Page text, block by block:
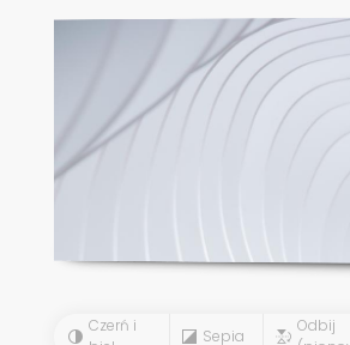
Czerń i
Sepia
Odbij